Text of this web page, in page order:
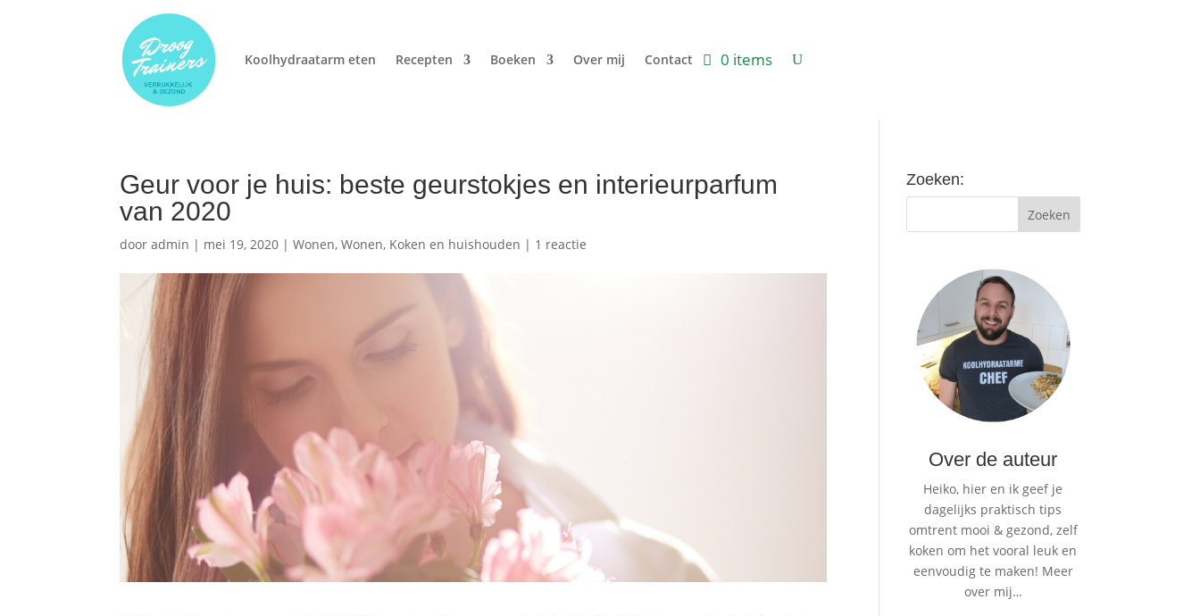
Koolhydraatarm eten Recepten Boeken Over mij Contact 0 items
Geur voor je huis: beste geurstokjes en interieurparfum
van 2020
dooradmin | mei 19, 2020 |Wonen,Wonen, Koken en huishouden | 1 reactie
Zoeken:
Over de auteur
Heiko, hier en ik geef je
dagelijks praktisch tips
omtrent mooi & gezond, zelf
koken om het vooral leuk en
eenvoudig te maken! Meer
over mij…